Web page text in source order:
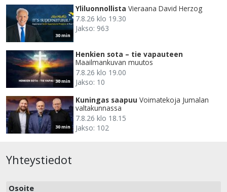
30 min
Yliluonnollista Vieraana David Herzog
7.8.26 klo 19.30
Jakso: 963
30 min
Henkien sota – tie vapauteen
Maailmankuvan muutos
7.8.26 klo 19.00
Jakso: 10
30 min
Kuningas saapuu Voimatekoja Jumalan
valtakunnassa
7.8.26 klo 18.15
Jakso: 102
Yhteystiedot
Osoite